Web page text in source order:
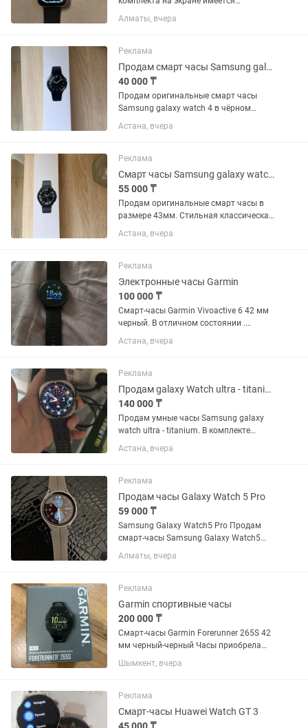
царапина которая не влияет на работу
Алматы, вчера
Реклама
Продам смарт часы Samsung galaxy watch 46 mm
40 000 ₸
Продам оригинальные смарт часы
Samsung galaxy watch 4 в чёрном
цвете. Отличная модель с
вращающимся безелем и строгим
идеальное, полностью рабочее. Экран
чистый, без...
Астана, вчера
Реклама
Смарт часы Samsung galaxy watch 6 classic
55 000 ₸
Продам оригинальные смарт часы в
размере 43мм. Стильная классическая
модель с вращающимся безелем.
Состояние идеальное. Экран часов без
безель крутится мягко и чётко....
Астана, вчера
Реклама
Электронные часы Garmin
100 000 ₸
Смарт-часы Garmin Vivoactive 6 42 мм
черный. В отличном состоянии .
Продажа в связи с ненадобностью .
Писать на
Астана, вчера
Реклама
Продам galaxy Watch ultra - titanium
140 000 ₸
Продам умные часы Samsung galaxy
watch ultra - titanium. В комплекте
родная коробка, сами часы, зарядный
кабель-таблетка, комплектный
оригинальный плетеный оранжевый...
Астана, вчера
Реклама
Продам часы Galaxy Watch 5 Pro
59 000 ₸
Samsung Galaxy Watch5 Pro Продам
смарт-часы Samsung Galaxy Watch5
Pro (45мм, титан). Полная
комплектация: коробка, зарядное
Титановый корпус, сапфировое
стекло,...
Алматы, вчера
Реклама
Garmin спортивные часы
200 000 ₸
Смарт-часы Garmin Forerunner 265S 42
мм черный-черный Часы приобрела
для себя за 282000 тг для бега,
использовала всего 3 месяца на
все есть, без дефектов рабочий...
Шымкент, вчера
Реклама
Смарт-часы Huawei Watch GT 3